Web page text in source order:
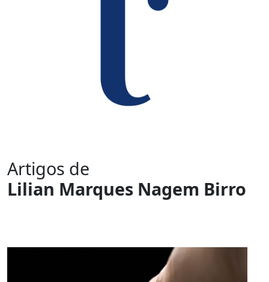
Artigos de
Lilian Marques Nagem Birro